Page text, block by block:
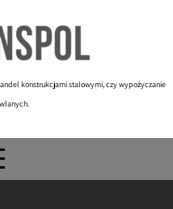
konstrukcjami stalowymi, czy wypożyczanie